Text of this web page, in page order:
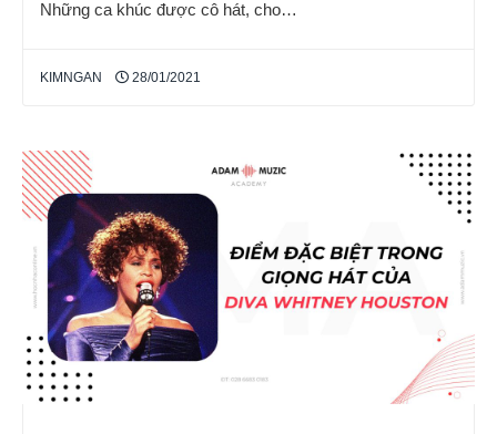
Những ca khúc được cô hát, cho…
KIMNGAN 28/01/2021